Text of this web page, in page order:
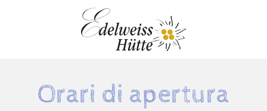
Orari di apertura